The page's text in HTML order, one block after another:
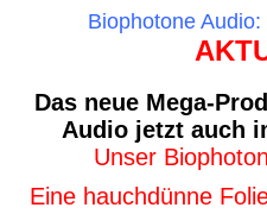
Biophotone
Das neue Mega-
Audio jetzt auch
Unser
Eine hauchdünne